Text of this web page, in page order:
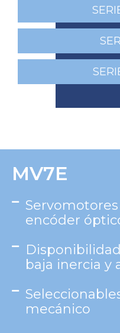
MV7E
encóder
baja inercia y
mecánico